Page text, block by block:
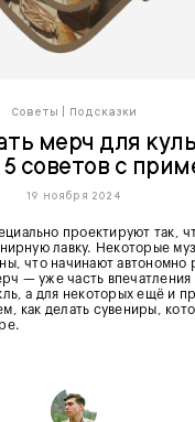
Советы Подсказки
мерч для
советов с
19 ноября 2024
проектируют так,
лавку. Некоторые
что начинают автономно
— уже часть впечатления
а для некоторых ещё и
как делать сувениры,